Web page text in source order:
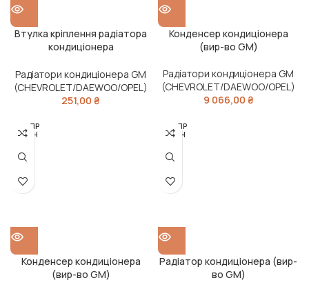
Втулка кріплення радіатора
кондиціонера
LACETTI/NUBIRA (вир-во GM)
Радіатори кондиціонера GM
(CHEVROLET/DAEWOO/OPEL)
251,00 ₴
Конденсер кондиціонера
(вир-во GM)
Радіатори кондиціонера GM
(CHEVROLET/DAEWOO/OPEL)
9 066,00 ₴
РОЗПР
ОДАН
Конденсер кондиціонера
(вир-во GM)
РОЗПР
ОДАН
Радіатор кондиціонера (вир-
во GM)